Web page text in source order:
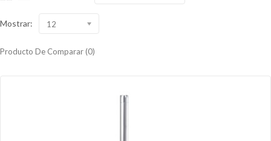
Mostrar: 12
Producto De Comparar (0)